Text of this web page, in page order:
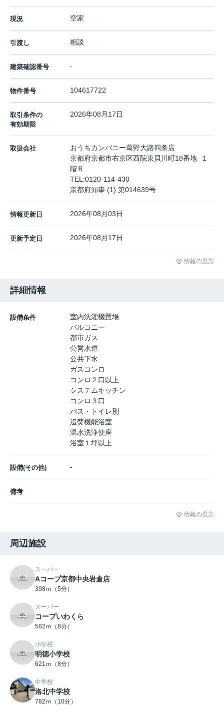
現況 空家
引渡し 相談
建築確認番号 -
物件番号 104617722
取引条件の
有効期限
2026年08月17日
取扱会社
おうちカンパニー葛野大路四条店
京都府京都市右京区西院東貝川町18番地 １
階Ｂ
TEL:0120-114-430
京都府知事 (1) 第014639号
情報更新日 2026年08月03日
更新予定日 2026年08月17日
情報の見方
詳細情報
設備条件
室内洗濯機置場
バルコニー
都市ガス
公営水道
公共下水
ガスコンロ
コンロ２口以上
システムキッチン
コンロ３口
バス・トイレ別
追焚機能浴室
温水洗浄便座
浴室１坪以上
設備(その他) -
備考
情報の見方
周辺施設
スーパー
Aコープ京都中央岩倉店
398ｍ（5分）
スーパー
コープいわくら
582ｍ（8分）
小学校
明徳小学校
621ｍ（8分）
中学校
洛北中学校
782ｍ（10分）